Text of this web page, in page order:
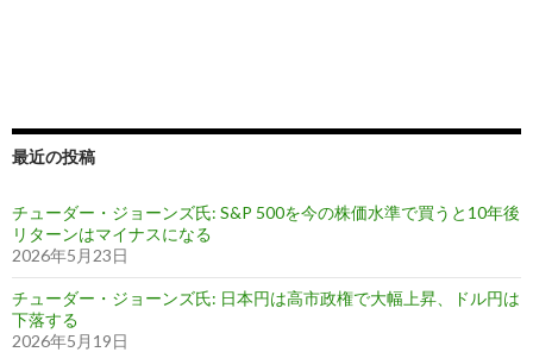
最近の投稿
チューダー・ジョーンズ氏: S&P 500を今の株価水準で買うと10年後
リターンはマイナスになる
2026年5月23日
チューダー・ジョーンズ氏: 日本円は高市政権で大幅上昇、ドル円は
下落する
2026年5月19日